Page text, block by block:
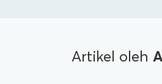
Artikel oleh